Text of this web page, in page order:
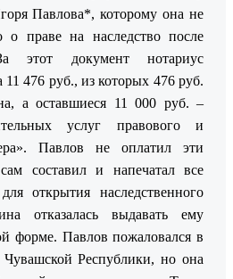
Павлова*, которому она не
о праве на наследство после
этот документ нотариус
11 476 руб., из которых 476 руб.
а оставшиеся 11 000 руб. –
услуг правового и
Павлов не оплатил эти
составил и напечатал все
открытия наследственного
отказалась выдавать ему
форме. Павлов пожаловался в
Чувашской Республики, но она